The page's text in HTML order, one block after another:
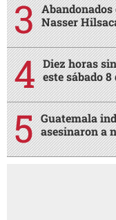
Nasser
Diez horas
este sábado 8
Guatemala
asesinaron a